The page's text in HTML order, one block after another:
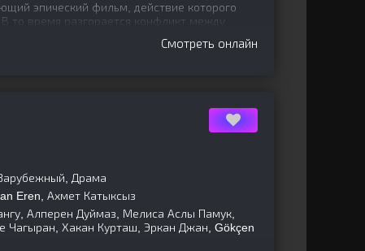
эпический фильм, действие которого
то время разгорается конфликт между
и воинственным
Смотреть онлайн
Драма
Eren, Ахмет Катыксыз
Алперен Дуймаз, Мелиса Аслы Памук,
Хакан Курташ, Эркан Джан, Gökçen